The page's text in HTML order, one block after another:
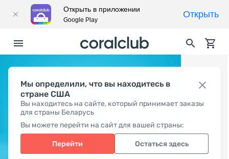
Мы определили, что вы находитесь в
стране США
Вы находитесь на сайте, который принимает заказы
для страны Беларусь
Вы можете перейти на сайт для вашей страны:
Перейти Остаться здесь
Открыть в приложении
Google Play
Открыть